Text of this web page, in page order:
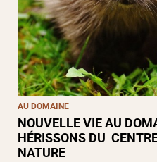
AU DOMAINE
NOUVELLE VIE AU
HÉRISSONS DU
NATURE